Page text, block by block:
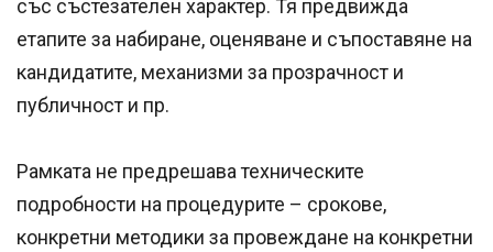
със състезателен характер. Тя предвижда
етапите за набиране, оценяване и съпоставяне на
кандидатите, механизми за прозрачност и
публичност и пр.
Рамката не предрешава техническите
подробности на процедурите – срокове,
конкретни методики за провеждане на конкретни